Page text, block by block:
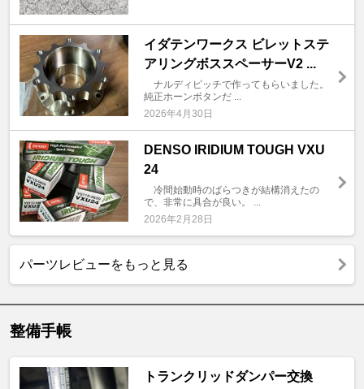
イダテンワークス ビレットステ
アリングボススペーサーV2 ...
ナルディピッチで作ってもらいました。
純正ホーンボタンだ ...
2026年4月30日
DENSO IRIDIUM TOUGH VXU
24
冷間始動時のばらつきが結構消えたの
で、非常に具合が良い。 ...
2026年2月28日
パーツレビューをもっと見る
整備手帳
トランクリッドダンパー交換